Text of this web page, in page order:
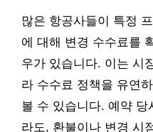
많은 항공사들이 특정
에 대해 변경 수수료를
우가 있습니다. 이는 시
라 수수료 정책을 유연
볼 수 있습니다. 예약 당
라도, 환불이나 변경 시